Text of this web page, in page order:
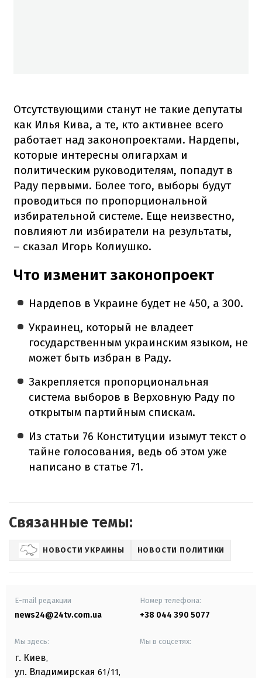
Отсутствующими станут не такие депутаты
как Илья Кива, а те, кто активнее всего
работает над законопроектами. Нардепы,
которые интересны олигархам и
политическим руководителям, попадут в
Раду первыми. Более того, выборы будут
проводиться по пропорциональной
избирательной системе. Еще неизвестно,
повлияют ли избиратели на результаты,
– сказал Игорь Колиушко.
Что изменит законопроект
Нардепов в Украине будет не 450, а 300.
Украинец, который не владеет
государственным украинским языком, не
может быть избран в Раду.
Закрепляется пропорциональная
система выборов в Верховную Раду по
открытым партийным спискам.
Из статьи 76 Конституции изымут текст о
тайне голосования, ведь об этом уже
написано в статье 71.
Связанные темы:
НОВОСТИ УКРАИНЫ НОВОСТИ ПОЛИТИКИ
E-mail редакции
news24@24tv.com.ua
Номер телефона:
+38 044 390 5077
Мы здесь:
г. Киев,
ул. Владимирская 61/11,
Мы в соцсетях: